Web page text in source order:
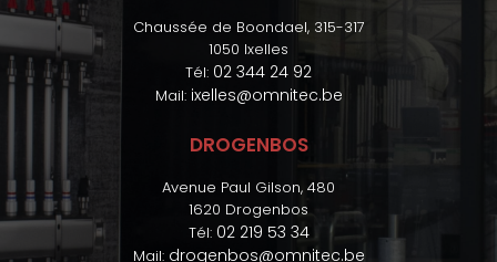
Chaussée de Boondael, 315-317
1050 Ixelles
Tél: 02 344 24 92
Mail: ixelles@omnitec.be
DROGENBOS
Avenue Paul Gilson, 480
1620 Drogenbos
Tél: 02 219 53 34
Mail: drogenbos@omnitec.be